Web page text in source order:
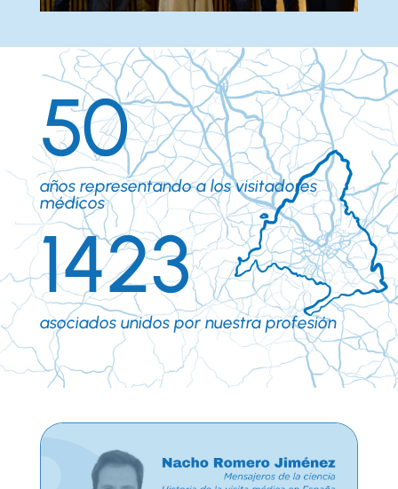
50
años representando a los visitadores
médicos
1423
asociados unidos por nuestra profesión